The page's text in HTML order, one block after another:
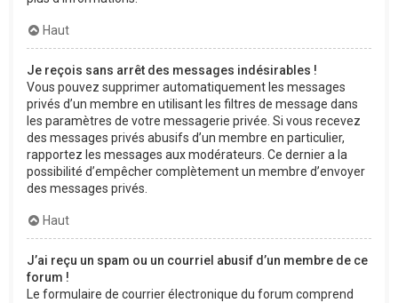
Haut
Je reçois sans arrêt des messages indésirables !
Vous pouvez supprimer automatiquement les messages
privés d’un membre en utilisant les filtres de message dans
les paramètres de votre messagerie privée. Si vous recevez
des messages privés abusifs d’un membre en particulier,
rapportez les messages aux modérateurs. Ce dernier a la
possibilité d’empêcher complètement un membre d’envoyer
des messages privés.
Haut
J’ai reçu un spam ou un courriel abusif d’un membre de ce
forum !
Le formulaire de courrier électronique du forum comprend